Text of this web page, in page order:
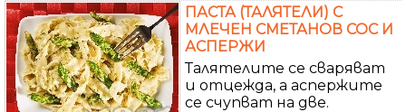
ПАСТА (ТАЛЯТЕЛИ) С
МЛЕЧЕН СМЕТАНОВ СОС И
АСПЕРЖИ
Талятелите се сваряват
и отцежда, а аспержите
се счупват на две.